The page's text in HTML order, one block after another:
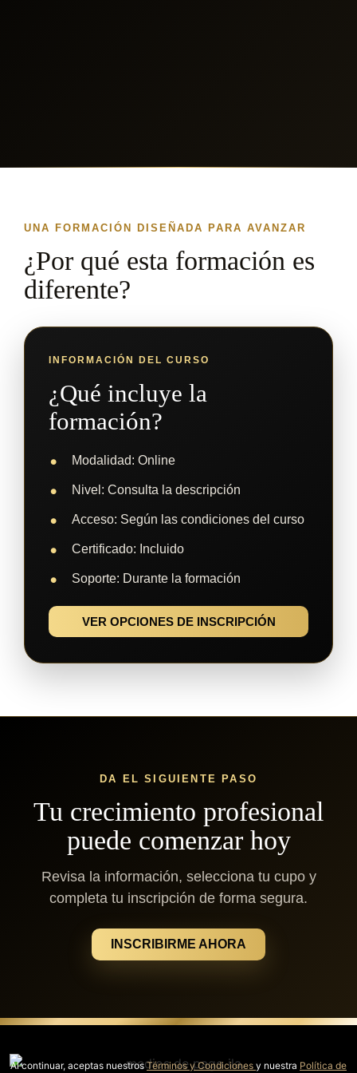
UNA FORMACIÓN DISEÑADA PARA AVANZAR
¿Por qué esta formación es
diferente?
INFORMACIÓN DEL CURSO
¿Qué incluye la
formación?
Modalidad: Online
Nivel: Consulta la descripción
Acceso: Según las condiciones del curso
Certificado: Incluido
Soporte: Durante la formación
VER OPCIONES DE INSCRIPCIÓN
DA EL SIGUIENTE PASO
Tu crecimiento profesional
puede comenzar hoy
Revisa la información, selecciona tu cupo y
completa tu inscripción de forma segura.
INSCRIBIRME AHORA
Al continuar, aceptas nuestrosTérminos y Condiciones y nuestra Política de